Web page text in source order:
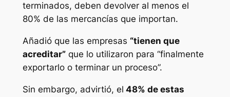
terminados, deben devolver al menos el
80% de las mercancías que importan.
Añadió que las empresas “tienen que
acreditar”que lo utilizaron para “finalmente
exportarlo o terminar un proceso”.
Sin embargo, advirtió, el 48% de estas